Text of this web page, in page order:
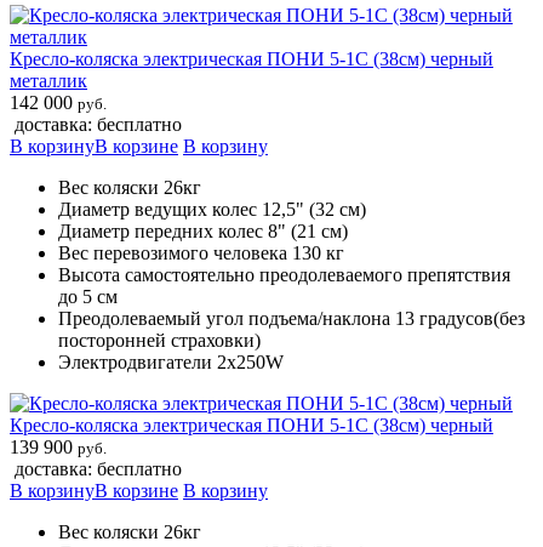
Кресло-коляска электрическая ПОНИ 5-1С (38см) черный
металлик
142 000 руб.
доставка: бесплатно
В корзинуВ корзине В корзину
Вес коляски 26кг
Диаметр ведущих колес 12,5" (32 см)
Диаметр передних колес 8" (21 см)
Вес перевозимого человека 130 кг
Высота самостоятельно преодолеваемого препятствия
до 5 см
Преодолеваемый угол подъема/наклона 13 градусов(без
посторонней страховки)
Электродвигатели 2х250W
Кресло-коляска электрическая ПОНИ 5-1С (38см) черный
139 900 руб.
доставка: бесплатно
В корзинуВ корзине В корзину
Вес коляски 26кг